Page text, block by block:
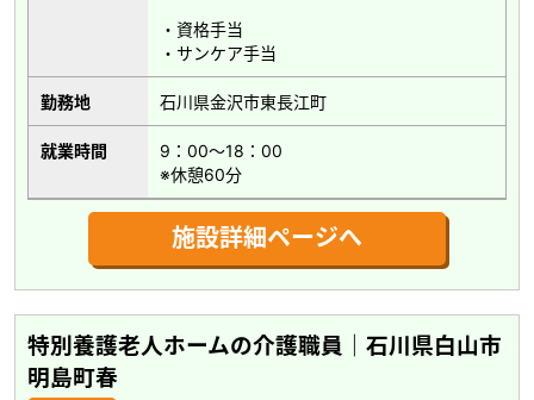
・資格手当
・サンケア手当
勤務地 石川県金沢市東長江町
就業時間
9：00～18：00
※休憩60分
施設詳細ページへ
特別養護老人ホームの介護職員｜石川県白山市
明島町春